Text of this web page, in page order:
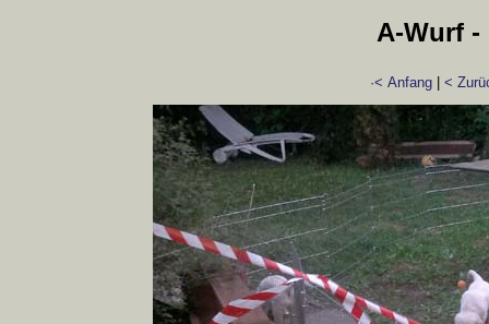
A-Wurf -
·< Anfang| <